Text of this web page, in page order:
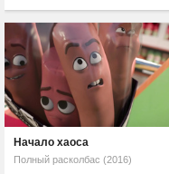
Начало хаоса
Полный расколбас (2016)